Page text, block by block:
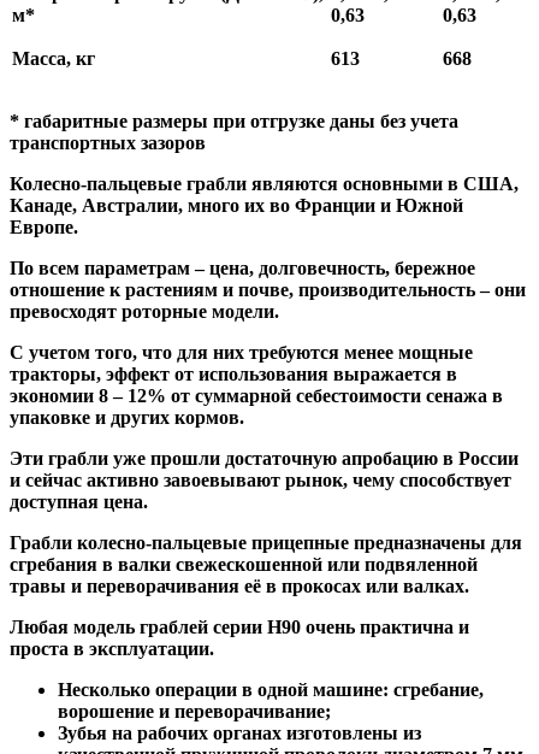
м*
0,63
0,63
Масса, кг 613 668
* габаритные размеры при отгрузке даны без учета
транспортных зазоров
Колесно-пальцевые грабли являются основными в США,
Канаде, Австралии, много их во Франции и Южной
Европе.
По всем параметрам – цена, долговечность, бережное
отношение к растениям и почве, производительность – они
превосходят роторные модели.
С учетом того, что для них требуются менее мощные
тракторы, эффект от использования выражается в
экономии 8 – 12% от суммарной себестоимости сенажа в
упаковке и других кормов.
Эти грабли уже прошли достаточную апробацию в России
и сейчас активно завоевывают рынок, чему способствует
доступная цена.
Грабли колесно-пальцевые прицепные предназначены для
сгребания в валки свежескошенной или подвяленной
травы и переворачивания её в прокосах или валках.
Любая модель граблей серии H90 очень практична и
проста в эксплуатации.
Несколько операции в одной машине: сгребание,
ворошение и переворачивание;
Зубья на рабочих органах изготовлены из